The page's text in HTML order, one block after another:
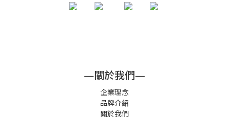
—關於我們—
企業理念
品牌介紹
關於我們